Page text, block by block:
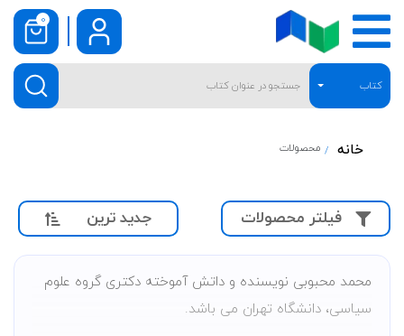
کتاب
0
خانه محصولات
فیلتر محصولات جدید ترین
محمد محبوبی نویسنده و داتش آموخته دکتری گروه علوم
سیاسی، دانشگاه تهران می باشد.